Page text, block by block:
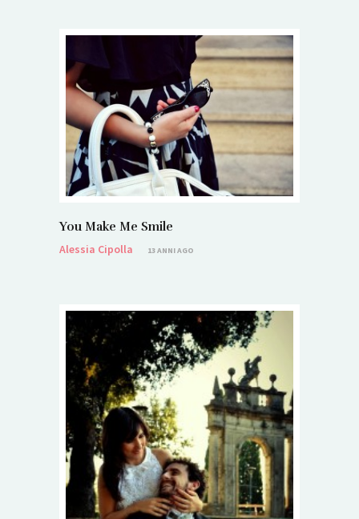
You Make Me Smile
Alessia Cipolla
13 ANNI AGO